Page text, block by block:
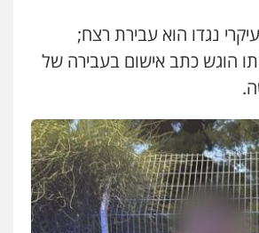
זוהר ארבל
פשיעה חמורה מעצרים וחקירות
אסף דוק
עבירות מין סמים והימורים פשיעה
חקירות ומעצרים צווארון לבן והונאה
נגדו הוא עבירת רצח;
הוגש כתב אישום בעבירה של